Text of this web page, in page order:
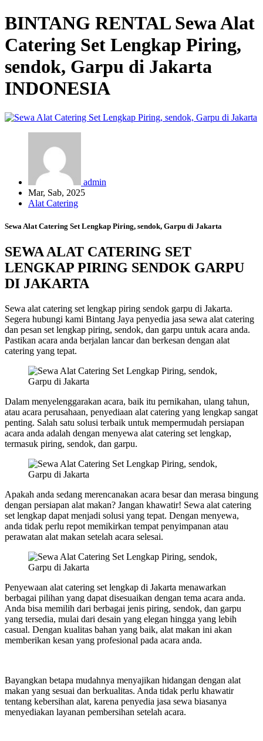
BINTANG RENTAL Sewa Alat
Catering Set Lengkap Piring,
sendok, Garpu di Jakarta
INDONESIA
admin
Mar, Sab, 2025
Alat Catering
Sewa Alat Catering Set Lengkap Piring, sendok, Garpu di Jakarta
SEWA ALAT CATERING SET
LENGKAP PIRING SENDOK GARPU
DI JAKARTA
Sewa alat catering set lengkap piring sendok garpu di Jakarta.
Segera hubungi kami Bintang Jaya penyedia jasa sewa alat catering
dan pesan set lengkap piring, sendok, dan garpu untuk acara anda.
Pastikan acara anda berjalan lancar dan berkesan dengan alat
catering yang tepat.
Dalam menyelenggarakan acara, baik itu pernikahan, ulang tahun,
atau acara perusahaan, penyediaan alat catering yang lengkap sangat
penting. Salah satu solusi terbaik untuk mempermudah persiapan
acara anda adalah dengan menyewa alat catering set lengkap,
termasuk piring, sendok, dan garpu.
Apakah anda sedang merencanakan acara besar dan merasa bingung
dengan persiapan alat makan? Jangan khawatir! Sewa alat catering
set lengkap dapat menjadi solusi yang tepat. Dengan menyewa,
anda tidak perlu repot memikirkan tempat penyimpanan atau
perawatan alat makan setelah acara selesai.
Penyewaan alat catering set lengkap di Jakarta menawarkan
berbagai pilihan yang dapat disesuaikan dengan tema acara anda.
Anda bisa memilih dari berbagai jenis piring, sendok, dan garpu
yang tersedia, mulai dari desain yang elegan hingga yang lebih
casual. Dengan kualitas bahan yang baik, alat makan ini akan
memberikan kesan yang profesional pada acara anda.
Bayangkan betapa mudahnya menyajikan hidangan dengan alat
makan yang sesuai dan berkualitas. Anda tidak perlu khawatir
tentang kebersihan alat, karena penyedia jasa sewa biasanya
menyediakan layanan pembersihan setelah acara.